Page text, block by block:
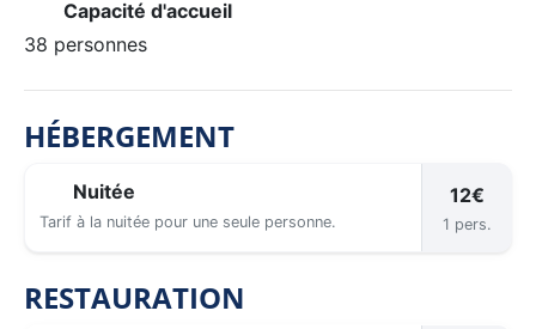
Capacité d'accueil
38 personnes
HÉBERGEMENT
Nuitée
Tarif à la nuitée pour une seule personne.
12€
1 pers.
RESTAURATION